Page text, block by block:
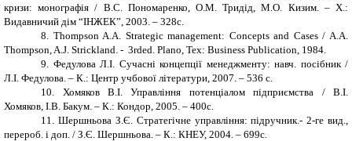
кризи: монографія / В.С. Пономаренко, О.М. Тридід, М.О. Кизим. – Х.:
Видавничий дім “ІНЖЕК”, 2003. – 328с.
8.
Thompson A.A. Strategic management: Concepts and Cases / A.A.
Thompson, A.J. Strickland. - 3rded. Plano, Tex: Business Publication, 1984.
9.
Федулова Л.І. Сучасні концепції менеджменту: навч. посібник /
Л.І. Федулова. – К.: Центр учбової літератури, 2007. – 536 с.
10.
Хомяков В.І. Управління потенціалом підприємства / В.І.
Хомяков, І.В. Бакум. – К.: Кондор, 2005. – 400с.
11.
Шершньова З.Є. Стратегічне управління: підручник.- 2-ге вид.,
перероб. і доп. / З.Є. Шершньова. – К.: КНЕУ, 2004. – 699с.